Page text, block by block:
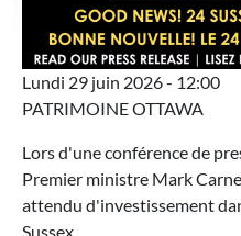
Lundi 29 juin 2026 - 12:00
PATRIMOINE OTTAWA
Lors d'une conférence de
Premier ministre Mark
attendu d'investissement
Sussex.